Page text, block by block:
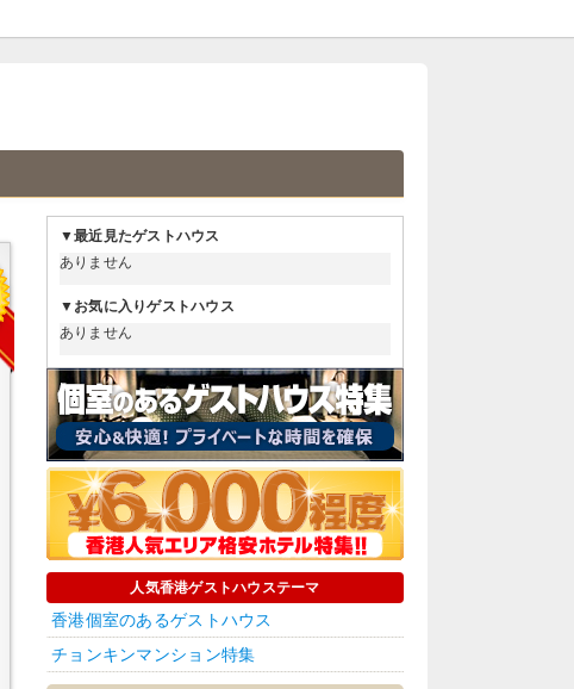
▼最近見たゲストハウス
ありません
▼お気に入りゲストハウス
ありません
人気香港ゲストハウステーマ
香港個室のあるゲストハウス
チョンキンマンション特集